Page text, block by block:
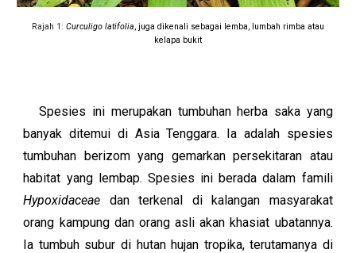
Rajah 1: Curculigo latifolia, juga dikenali sebagai lemba, lumbah rimba atau
kelapa bukit
Spesies ini merupakan tumbuhan herba saka yang
banyak ditemui di Asia Tenggara. Ia adalah spesies
tumbuhan berizom yang gemarkan persekitaran atau
habitat yang lembap. Spesies ini berada dalam famili
Hypoxidaceae dan terkenal di kalangan masyarakat
orang kampung dan orang asli akan khasiat ubatannya.
Ia tumbuh subur di hutan hujan tropika, terutamanya di